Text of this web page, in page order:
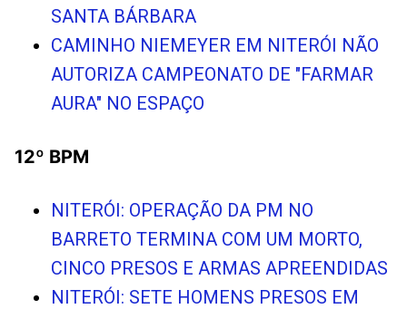
SANTA BÁRBARA
CAMINHO NIEMEYER EM NITERÓI NÃO
AUTORIZA CAMPEONATO DE "FARMAR
AURA" NO ESPAÇO
12º BPM
NITERÓI: OPERAÇÃO DA PM NO
BARRETO TERMINA COM UM MORTO,
CINCO PRESOS E ARMAS APREENDIDAS
NITERÓI: SETE HOMENS PRESOS EM